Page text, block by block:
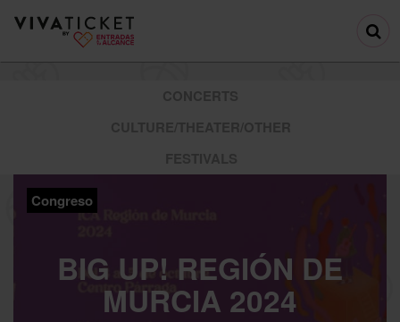
Congreso
BIG UP! REGIÓN DE
MURCIA 2024